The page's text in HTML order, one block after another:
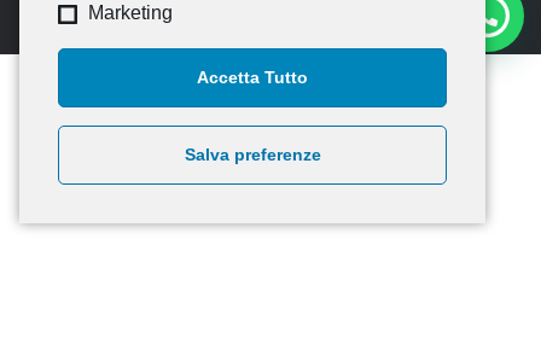
Marketing
Accetta Tutto
Salva preferenze